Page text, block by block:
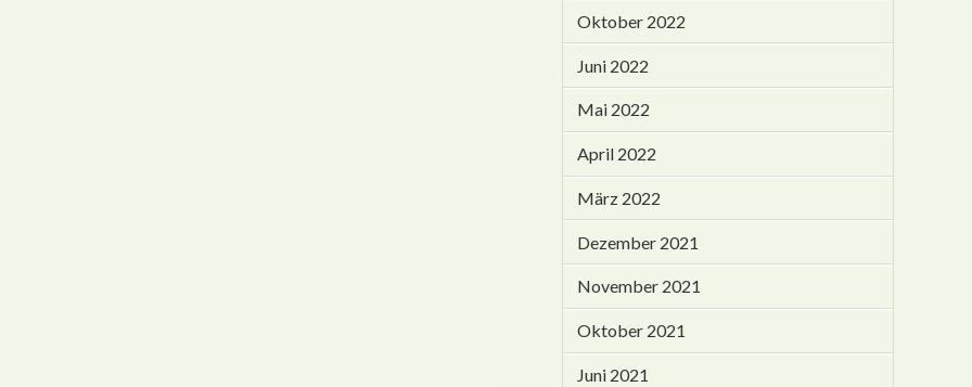
Oktober 2022
Juni 2022
Mai 2022
April 2022
März 2022
Dezember 2021
November 2021
Oktober 2021
Juni 2021